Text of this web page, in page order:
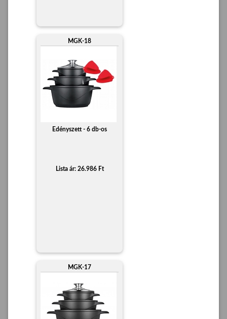
MGK-18
Edényszett - 6 db-os
Lista ár: 26.986 Ft
MGK-17